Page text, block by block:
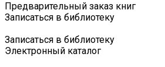
Предварительный заказ книг
Записаться в библиотеку
Записаться в библиотеку
Электронный каталог